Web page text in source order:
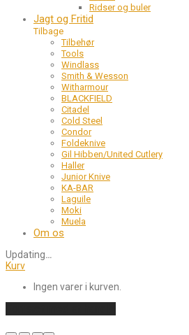
Ridser og buler
Jagt og Fritid
Tilbage
Tilbehør
Tools
Windlass
Smith & Wesson
Witharmour
BLACKFIELD
Citadel
Cold Steel
Condor
Foldeknive
Gil Hibben/United Cutlery
Haller
Junior Knive
KA-BAR
Laguile
Moki
Muela
Om os
Updating…
Kurv
Ingen varer i kurven.